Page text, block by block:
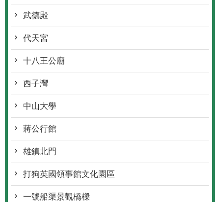
武德殿
代天宮
十八王公廟
西子灣
中山大學
蔣公行館
雄鎮北門
打狗英國領事館文化園區
一號船渠景觀橋樑